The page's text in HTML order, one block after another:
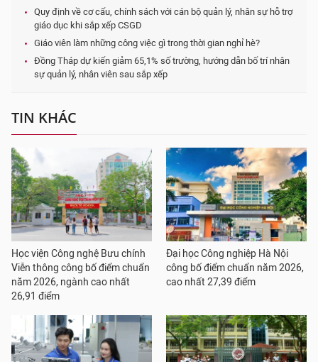
Quy định về cơ cấu, chính sách với cán bộ quản lý, nhân sự hỗ trợ
giáo dục khi sắp xếp CSGD
Giáo viên làm những công việc gì trong thời gian nghỉ hè?
Đồng Tháp dự kiến giảm 65,1% số trường, hướng dẫn bố trí nhân
sự quản lý, nhân viên sau sắp xếp
TIN KHÁC
Học viện Công nghệ Bưu chính
Viễn thông công bố điểm chuẩn
năm 2026, ngành cao nhất
26,91 điểm
Đại học Công nghiệp Hà Nội
công bố điểm chuẩn năm 2026,
cao nhất 27,39 điểm